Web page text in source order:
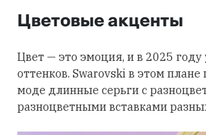
Цветовые акценты
Цвет — это эмоция, и в 2025
оттенков. Swarovski в этом
моде длинные серьги с
разноцветными вставками